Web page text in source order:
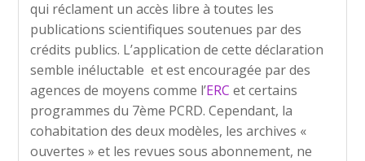
qui réclament un accès libre à toutes les
publications scientifiques soutenues par des
crédits publics. L’application de cette déclaration
semble inéluctable et est encouragée par des
agences de moyens comme l’ERC et certains
programmes du 7ème PCRD. Cependant, la
cohabitation des deux modèles, les archives «
ouvertes » et les revues sous abonnement, ne